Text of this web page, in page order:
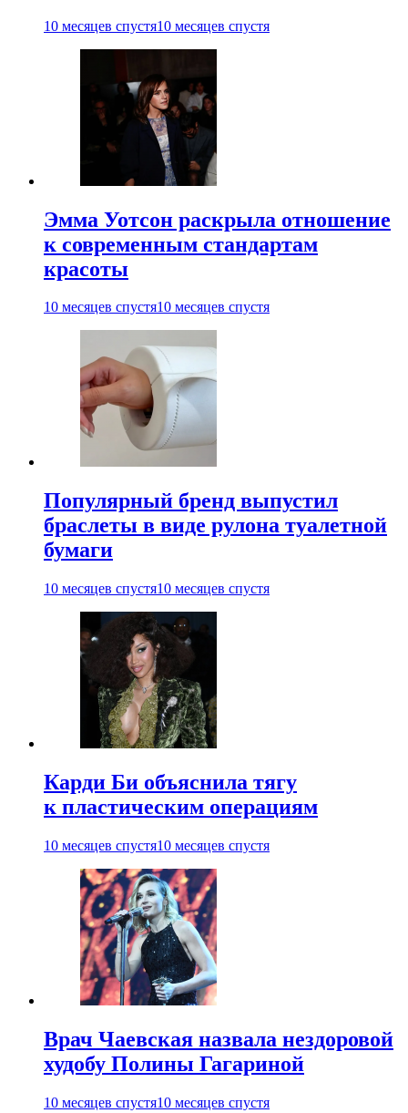
10 месяцев спустя10 месяцев спустя
Эмма Уотсон раскрыла отношение
к современным стандартам
красоты
10 месяцев спустя10 месяцев спустя
Популярный бренд выпустил
браслеты в виде рулона туалетной
бумаги
10 месяцев спустя10 месяцев спустя
Карди Би объяснила тягу
к пластическим операциям
10 месяцев спустя10 месяцев спустя
Врач Чаевская назвала нездоровой
худобу Полины Гагариной
10 месяцев спустя10 месяцев спустя